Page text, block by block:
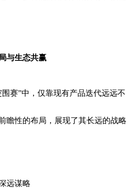
与生态共赢
赛”中，仅靠现有产品迭代远远不
瞻性的布局，展现了其长远的战略
远谋略